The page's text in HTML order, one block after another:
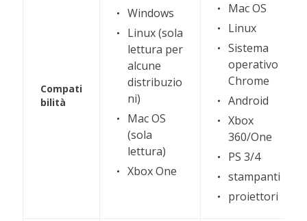
Compati
bilità
Windows
Linux (sola
lettura per
alcune
distribuzio
ni)
Mac OS
(sola
lettura)
Xbox One
Mac OS
Linux
Sistema
operativo
Chrome
Android
Xbox
360/One
PS 3/4
stampanti
proiettori